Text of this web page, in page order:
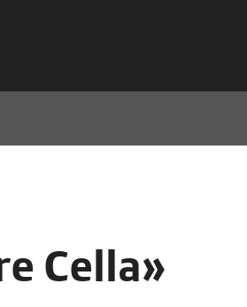
Cella»